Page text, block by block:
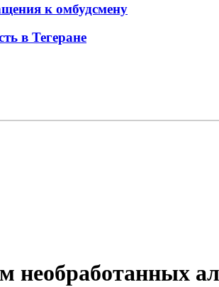
к омбудсмену
в Тегеране
необработанных